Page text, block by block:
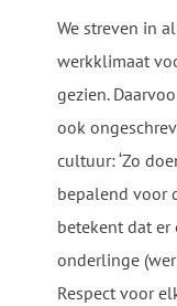
We streven in
werkklimaat
gezien.
ook
cultuur: ‘Zo
bepalend voor
betekent dat er
onderlinge
Respect voor